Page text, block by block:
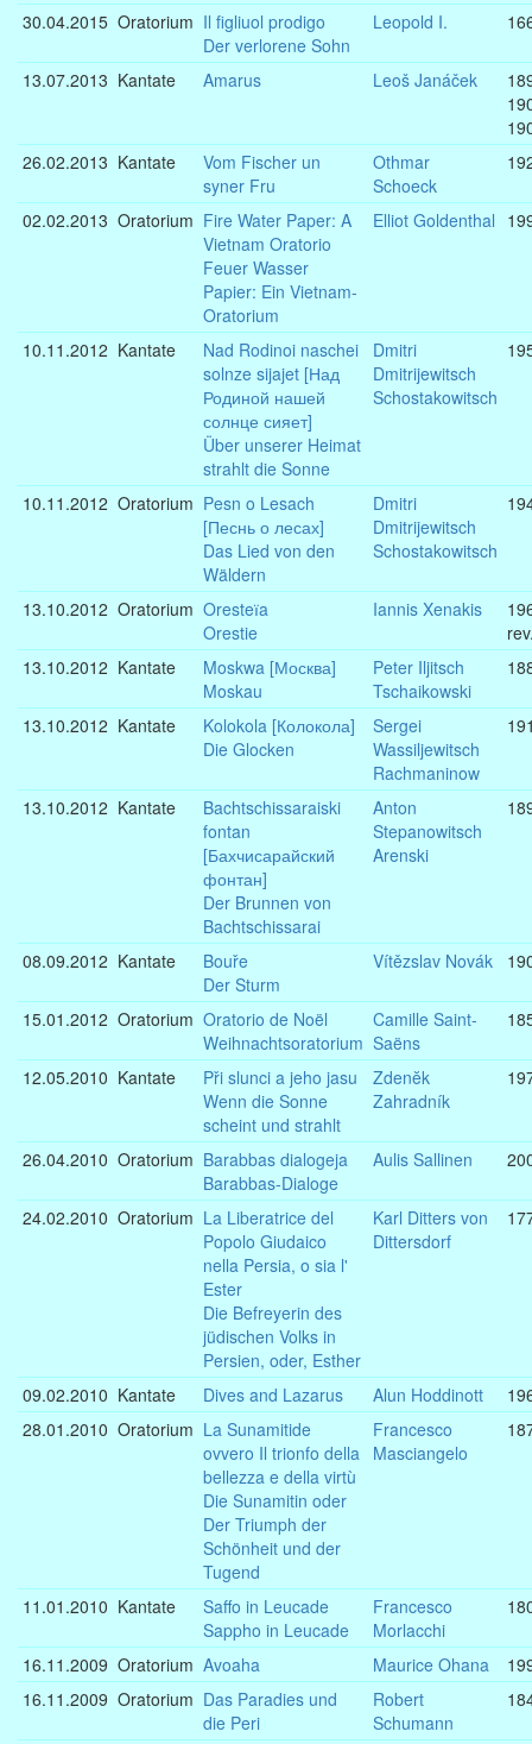
30.04.2015 Oratorium Il figliuol prodigo
Der verlorene Sohn
Leopold I.
13.07.2013 Kantate Amarus Leoš Janáček
26.02.2013 Kantate
Vom Fischer un
syner Fru
Othmar
Schoeck
02.02.2013 Oratorium Fire Water Paper: A
Vietnam Oratorio
Feuer Wasser
Papier: Ein Vietnam-
Oratorium
Elliot Goldenthal
10.11.2012 Kantate
Nad Rodinoi naschei
solnze sijajet [Над
Родиной нашей
солнце сияет]
Über unserer Heimat
strahlt die Sonne
Dmitri
Dmitrijewitsch
Schostakowitsch
10.11.2012 Oratorium Pesn o Lesach
[Песнь о лесах]
Das Lied von den
Wäldern
Dmitri
Dmitrijewitsch
Schostakowitsch
13.10.2012 Oratorium Oresteїa
Orestie
Iannis Xenakis
13.10.2012 Kantate
Moskwa [Москва]
Moskau
Peter Iljitsch
Tschaikowski
13.10.2012 Kantate
Kolokola [Колокола]
Die Glocken
Sergei
Wassiljewitsch
Rachmaninow
13.10.2012 Kantate
Bachtschissaraiski
fontan
[Бахчисарайский
фонтан]
Der Brunnen von
Bachtschissarai
Anton
Stepanowitsch
Arenski
08.09.2012 Kantate
Bouře
Der Sturm
Vítězslav Novák
15.01.2012 Oratorium Oratorio de Noël
Weihnachtsoratorium
Camille Saint-
Saëns
12.05.2010 Kantate
Při slunci a jeho jasu
Wenn die Sonne
scheint und strahlt
Zdenĕk
Zahradník
26.04.2010 Oratorium Barabbas dialogeja
Barabbas-Dialoge
Aulis Sallinen
24.02.2010 Oratorium La Liberatrice del
Popolo Giudaico
nella Persia, o sia l'
Ester
Die Befreyerin des
jüdischen Volks in
Persien, oder, Esther
Karl Ditters von
Dittersdorf
09.02.2010 Kantate Dives and Lazarus Alun Hoddinott
28.01.2010 Oratorium La Sunamitide
ovvero Il trionfo della
bellezza e della virtù
Die Sunamitin oder
Der Triumph der
Schönheit und der
Tugend
Francesco
Masciangelo
11.01.2010 Kantate
Saffo in Leucade
Sappho in Leucade
Francesco
Morlacchi
16.11.2009 Oratorium Avoaha Maurice Ohana
16.11.2009 Oratorium Das Paradies und
die Peri
Robert
Schumann